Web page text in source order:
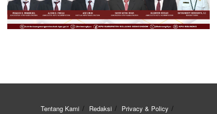
Tentang Kami Redaksi Privacy & Policy